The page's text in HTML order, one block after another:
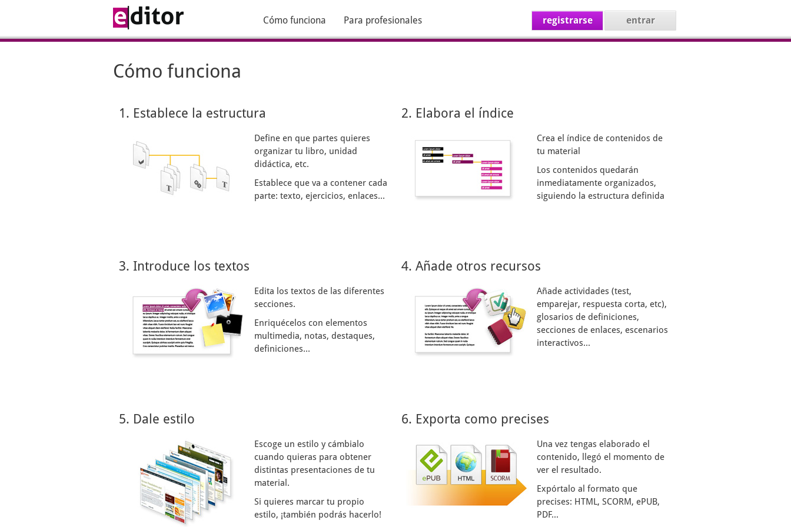
Cómo funciona Para profesionales registrarse entrar
Cómo funciona
1. Establece la estructura
Define en que partes quieres
organizar tu libro, unidad
didáctica, etc.
Establece que va a contener cada
parte: texto, ejercicios, enlaces...
2. Elabora el índice
Crea el índice de contenidos de
tu material
Los contenidos quedarán
inmediatamente organizados,
siguiendo la estructura definida
3. Introduce los textos
Edita los textos de las diferentes
secciones.
Enriquécelos con elementos
multimedia, notas, destaques,
definiciones...
4. Añade otros recursos
Añade actividades (test,
emparejar, respuesta corta, etc),
glosarios de definiciones,
secciones de enlaces, escenarios
interactivos...
5. Dale estilo
Escoge un estilo y cámbialo
cuando quieras para obtener
distintas presentaciones de tu
material.
Si quieres marcar tu propio
estilo, ¡también podrás hacerlo!
6. Exporta como precises
Una vez tengas elaborado el
contenido, llegó el momento de
ver el resultado.
Expórtalo al formato que
precises: HTML, SCORM, ePUB,
PDF...